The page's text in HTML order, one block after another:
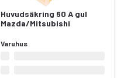
Huvudsäkring 60 A gul
Mazda/Mitsubishi
Varuhus